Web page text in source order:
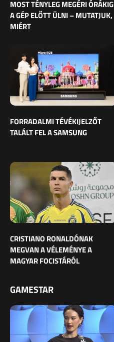
MOST TÉNYLEG MEGÉRI ÓRÁKIG
A GÉP ELŐTT ÜLNI – MUTATJUK,
MIÉRT
FORRADALMI TÉVÉKIJELZŐT
TALÁLT FEL A SAMSUNG
CRISTIANO RONALDÓNAK
MEGVAN A VÉLEMÉNYE A
MAGYAR FOCISTÁRÓL
GAMESTAR